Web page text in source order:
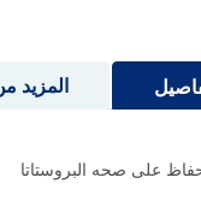
على صحه البروستاتا
المزيد